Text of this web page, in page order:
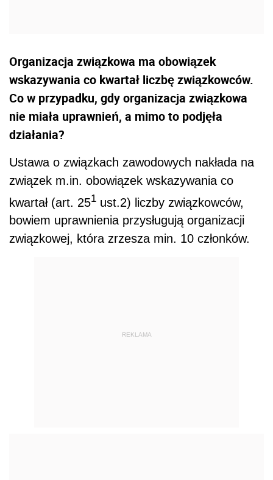
Organizacja związkowa ma obowiązek
wskazywania co kwartał liczbę związkowców.
Co w przypadku, gdy organizacja związkowa
nie miała uprawnień, a mimo to podjęła
działania?
Ustawa o związkach zawodowych nakłada na
związek m.in. obowiązek wskazywania co
kwartał (art. 251 ust.2) liczby związkowców,
bowiem uprawnienia przysługują organizacji
związkowej, która zrzesza min. 10 członków.
REKLAMA